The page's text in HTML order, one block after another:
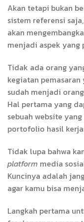
Akan tetapi bukan
sistem referensi
akan
menjadi aspek yang
Tidak ada orang
kegiatan pemasaran
sudah menjadi
Hal pertama yang
sebuah website
portofolio hasil
Tidak lupa bahwa
platform media
Kuncinya adalah
agar kamu bisa
Langkah pertama